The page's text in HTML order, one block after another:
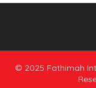
© 2025 Fathimah